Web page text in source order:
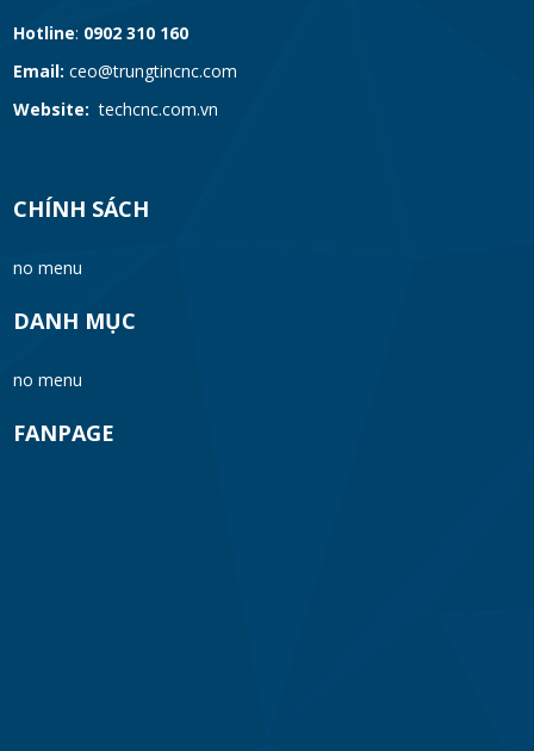
Hướng dẫn tạo video mẫu
FRI 03, 2025
FRI 03, 2025
FRI 03, 2025
Hotline: 0902 310 160
Email: ceo@trungtincnc.com
Website: techcnc.com.vn
CHÍNH SÁCH
no menu
DANH MỤC
no menu
FANPAGE